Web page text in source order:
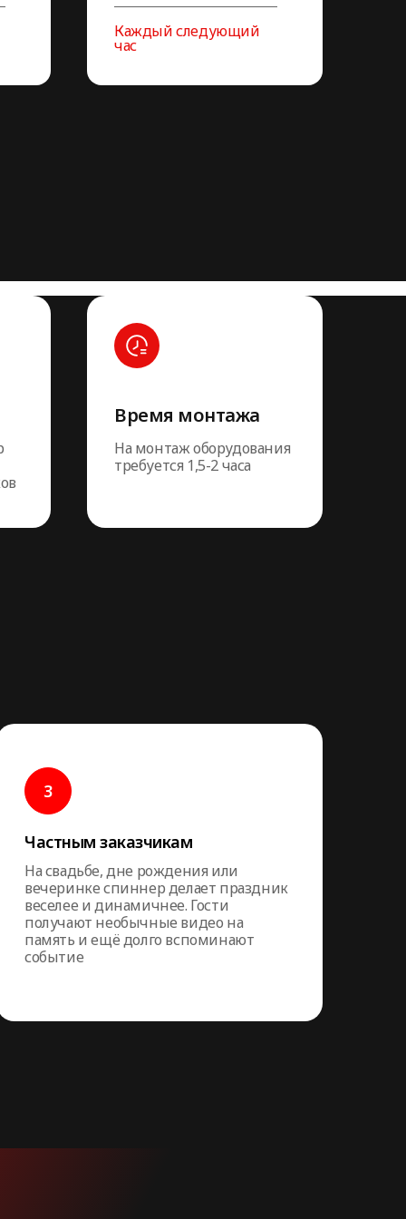
Каждый следующий
час
Время монтажа
На монтаж оборудования
требуется 1,5-2 часа
Частным заказчикам
На свадьбе, дне рождения или
вечеринке спиннер делает праздник
веселее и динамичнее. Гости
получают необычные видео на
память и ещё долго вспоминают
событие